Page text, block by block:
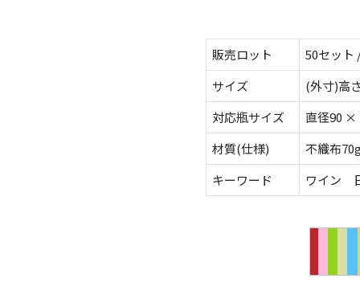
販売ロット
50セット
サイズ
(外寸)高
対応瓶サイズ
直径90 ×
材質(仕様)
不織布
キーワード
ワイン